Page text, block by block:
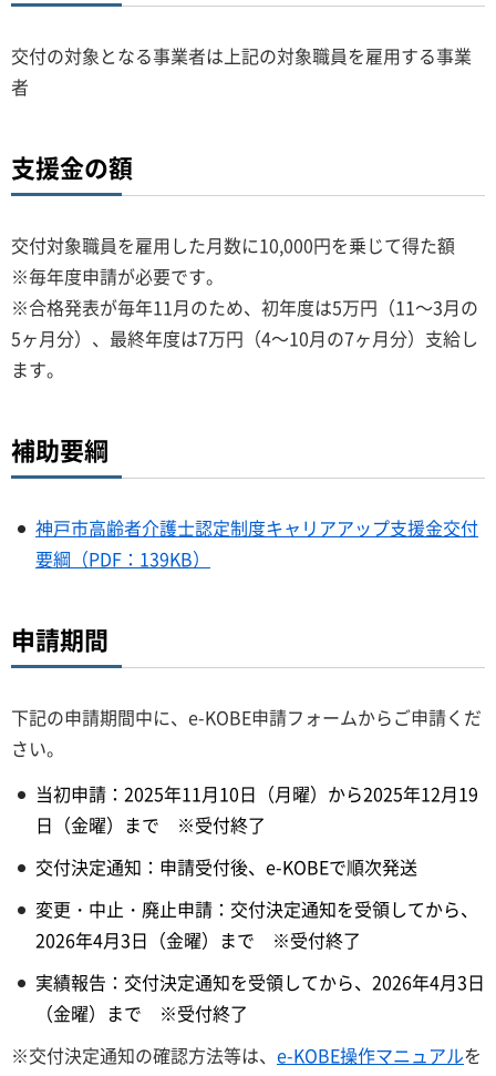
交付の対象となる事業者は上記の対象職員を雇用する事業
者
支援金の額
交付対象職員を雇用した月数に10,000円を乗じて得た額
※毎年度申請が必要です。
※合格発表が毎年11月のため、初年度は5万円（11～3月の
5ヶ月分）、最終年度は7万円（4～10月の7ヶ月分）支給し
ます。
補助要綱
神戸市高齢者介護士認定制度キャリアアップ支援金交付
要綱（PDF：139KB）
申請期間
下記の申請期間中に、e-KOBE申請フォームからご申請くだ
さい。
当初申請：2025年11月10日（月曜）から2025年12月19
日（金曜）まで ※受付終了
交付決定通知：申請受付後、e-KOBEで順次発送
変更・中止・廃止申請：交付決定通知を受領してから、
2026年4月3日（金曜）まで ※受付終了
実績報告：交付決定通知を受領してから、2026年4月3日
（金曜）まで ※受付終了
※交付決定通知の確認方法等は、 e-KOBE操作マニュアルを